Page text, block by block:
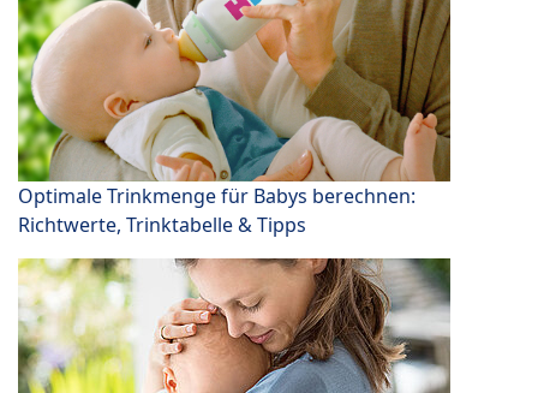
Optimale Trinkmenge für Babys berechnen:
Richtwerte, Trinktabelle & Tipps